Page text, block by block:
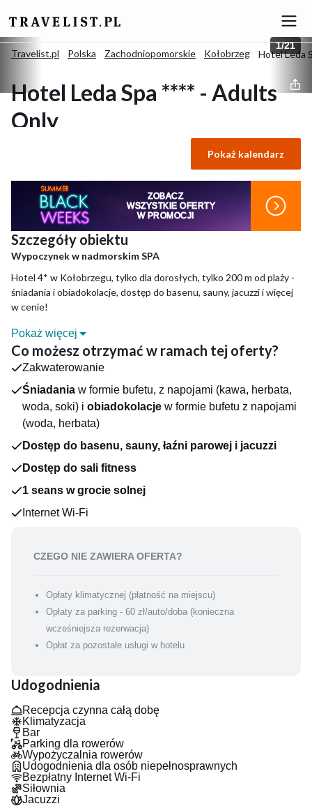
Travelist.pl Polska Zachodniopomorskie Kołobrzeg Hotel Leda
Hotel Leda Spa **** - Adults
Only
(Znakomity) 68 opinii
1/21
Pokaż kalendarz
ZOBACZ
WSZYSTKIE OFERTY
W PROMOCJI
Szczegóły obiektu
Wypoczynek w nadmorskim SPA
Hotel 4* w Kołobrzegu, tylko dla dorosłych, tylko 200 m od plaży -
śniadania i obiadokolacje, dostęp do basenu, sauny, jacuzzi i więcej
w cenie!
DLACZEGO WARTO?
Hotel Leda SPA w Kołobrzegu to czterogwiazdkowy obiekt
przeznaczony wyłącznie dla dorosłych, położony zaledwie 200
metrów od Morza Bałtyckiego. Usytuowany w spokojnej
części miasta, w pobliżu amfiteatru, oferuje idealne warunki do
relaksu i korzystania z lokalnych atrakcji.
Na gości czekają klimatyzowane pokoje z łazienką z
prysznicem, suszarką do włosów, czajnikiem elektrycznym,
telewizorem oraz dostępem do Wi-Fi.
ATRAKCJE OBIEKTU
- basen wewnętrzny
- łaźnia parowa
- spa
- stół do bilarda (za dodatkową opłatą)
- wypożyczalnia rowerów (za dodatkową opłatą)
JEDZENIE I PICIE
Hotelowa restauracja dba, aby serwowane dania zaspokoiły
potrzeby nawet najbardziej wymagających gości. W menu
przysmaków.
Pokaż więcej
Co możesz otrzymać w ramach tej oferty?
Zakwaterowanie
Śniadania w formie bufetu, z napojami (kawa, herbata,
woda, soki) i obiadokolacje w formie bufetu z napojami
(woda, herbata)
Dostęp do basenu, sauny, łaźni parowej i jacuzzi
Dostęp do sali fitness
1 seans w grocie solnej
Internet Wi-Fi
CZEGO NIE ZAWIERA OFERTA?
Opłaty klimatycznej (płatność na miejscu)
Opłaty za parking - 60 zł/auto/doba (konieczna
wcześniejsza rezerwacja)
Opłat za pozostałe usługi w hotelu
Udogodnienia
Recepcja czynna całą dobę
Klimatyzacja
Bar
Parking dla rowerów
Wypożyczalnia rowerów
Udogodnienia dla osób niepełnosprawnych
Bezpłatny Internet Wi-Fi
Siłownia
Jacuzzi